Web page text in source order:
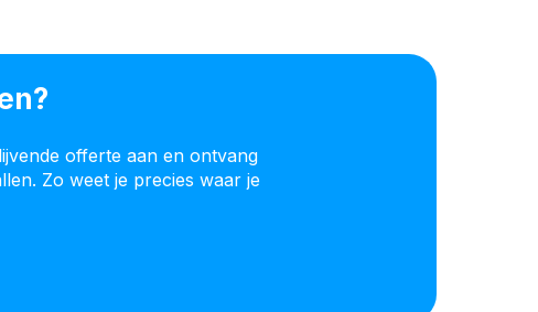
offerte aan en ontvang
Zo weet je precies waar je